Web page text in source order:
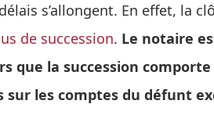
s’allongent. En effet, la
de succession. Le notaire
que la succession
les comptes du défunt